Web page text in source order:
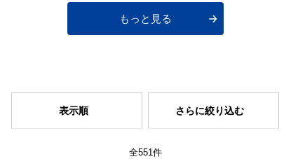
もっと見る
表示順 さらに絞り込む
全551件